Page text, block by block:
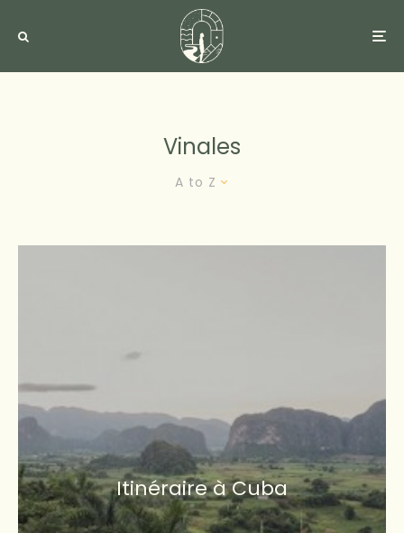
Vinales
A to Z
Itinéraire à Cuba